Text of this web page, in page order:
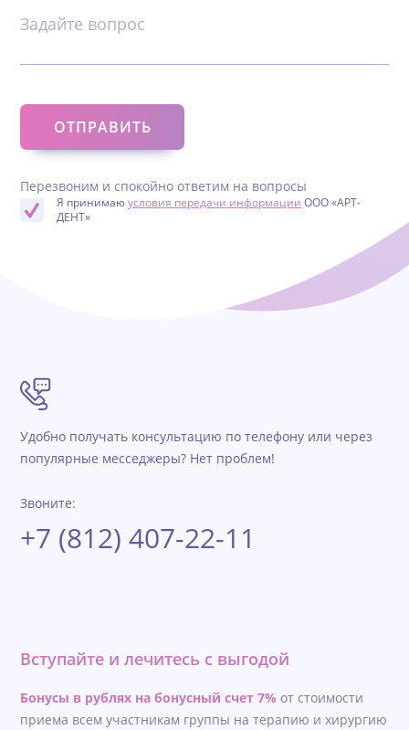
Задайте вопрос
Перезвоним и спокойно ответим на вопросы
Я принимаюусловия передачи информации ООО «АРТ-
ДЕНТ»
Удобно получать консультацию по телефону или через
популярные месседжеры? Нет проблем!
Звоните:
+7 (812) 407-22-11
Вступайте и лечитесь с выгодой
Бонусы в рублях на бонусный счет 7% от стоимости
приема всем участникам группы на терапию и хирургию